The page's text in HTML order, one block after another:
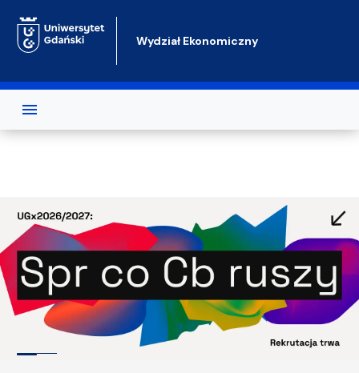
Wydział Ekonomiczny